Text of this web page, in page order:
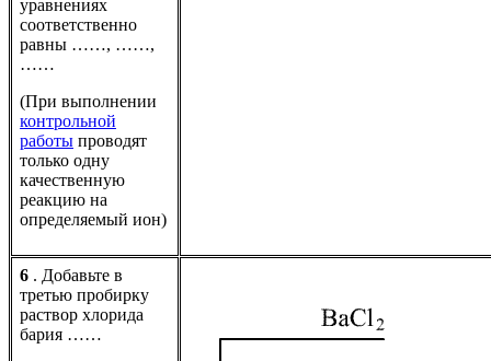
уравнениях
соответственно
равны ……, ……,
……
(При выполнении
контрольной
работы проводят
только одну
качественную
реакцию на
определяемый ион)
6 . Добавьте в
третью пробирку
раствор хлорида
бария ……